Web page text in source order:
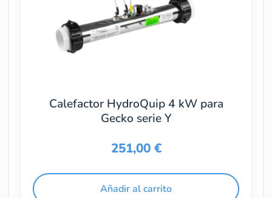
Calefactor HydroQuip 4 kW para
Gecko serie Y
251,00 €
Añadir al carrito